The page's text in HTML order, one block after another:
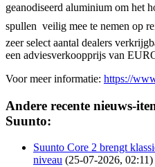
geanodiseerd aluminium om het
spullen  veilig mee te nemen op
zeer select aantal dealers
een adviesverkoopprijs van
Voor meer informatie: https://
Andere recente nieuws-
Suunto:
Suunto Core 2 brengt
niveau (25-07-2026, 02:11)